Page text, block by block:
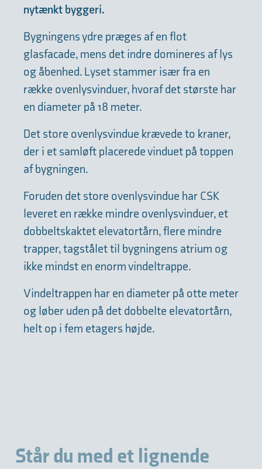
nytænkt byggeri.
Bygningens ydre præges af en flot
glasfacade, mens det indre domineres af lys
og åbenhed. Lyset stammer især fra en
række ovenlysvinduer, hvoraf det største har
en diameter på 18 meter.
Det store ovenlysvindue krævede to kraner,
der i et samløft placerede vinduet på toppen
af bygningen.
Foruden det store ovenlysvindue har CSK
leveret en række mindre ovenlysvinduer, et
dobbeltskaktet elevatortårn, flere mindre
trapper, tagstålet til bygningens atrium og
ikke mindst en enorm vindeltrappe.
Vindeltrappen har en diameter på otte meter
og løber uden på det dobbelte elevatortårn,
helt op i fem etagers højde.
Står du med et lignende